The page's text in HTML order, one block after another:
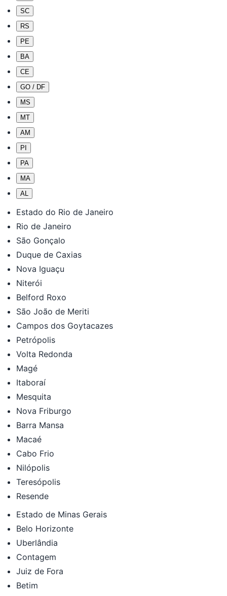
SC
RS
PE
BA
CE
GO / DF
MS
MT
AM
PI
PA
MA
AL
Estado do Rio de Janeiro
Rio de Janeiro
São Gonçalo
Duque de Caxias
Nova Iguaçu
Niterói
Belford Roxo
São João de Meriti
Campos dos Goytacazes
Petrópolis
Volta Redonda
Magé
Itaboraí
Mesquita
Nova Friburgo
Barra Mansa
Macaé
Cabo Frio
Nilópolis
Teresópolis
Resende
Estado de Minas Gerais
Belo Horizonte
Uberlândia
Contagem
Juiz de Fora
Betim